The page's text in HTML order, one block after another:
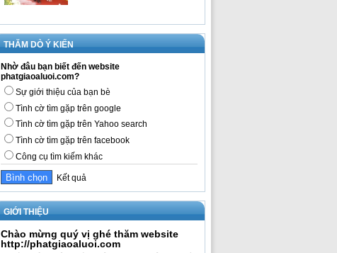
THĂM DÒ Ý KIẾN
Nhờ đâu bạn biết đến website
phatgiaoaluoi.com?
Sự giới thiệu của bạn bè
Tình cờ tìm gặp trên google
Tình cờ tìm gặp trên Yahoo search
Tình cờ tìm gặp trên facebook
Công cụ tìm kiếm khác
Kết quả
GIỚI THIỆU
Chào mừng quý vị ghé thăm website
http://phatgiaoaluoi.com